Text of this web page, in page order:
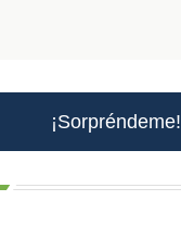
¡Sorpréndeme!